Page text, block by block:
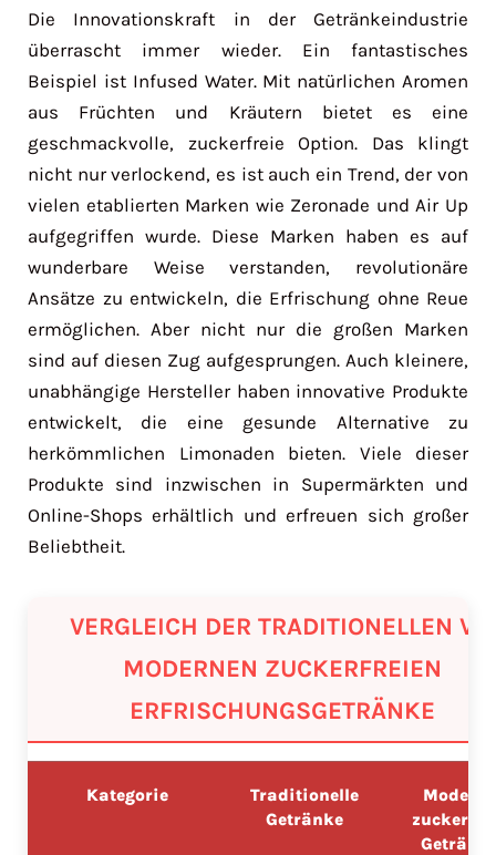
Die Innovationskraft in der Getränkeindustrie
überrascht immer wieder. Ein fantastisches
Beispiel ist Infused Water. Mit natürlichen Aromen
aus Früchten und Kräutern bietet es eine
geschmackvolle, zuckerfreie Option. Das klingt
nicht nur verlockend, es ist auch ein Trend, der von
vielen etablierten Marken wie Zeronade und Air Up
aufgegriffen wurde. Diese Marken haben es auf
wunderbare Weise verstanden, revolutionäre
Ansätze zu entwickeln, die Erfrischung ohne Reue
ermöglichen. Aber nicht nur die großen Marken
sind auf diesen Zug aufgesprungen. Auch kleinere,
unabhängige Hersteller haben innovative Produkte
entwickelt, die eine gesunde Alternative zu
herkömmlichen Limonaden bieten. Viele dieser
Produkte sind inzwischen in Supermärkten und
Online-Shops erhältlich und erfreuen sich großer
Beliebtheit.
VERGLEICH DER TRADITIONELLEN VS.
MODERNEN ZUCKERFREIEN
ERFRISCHUNGSGETRÄNKE
Kategorie
Traditionelle
Getränke
Moderne